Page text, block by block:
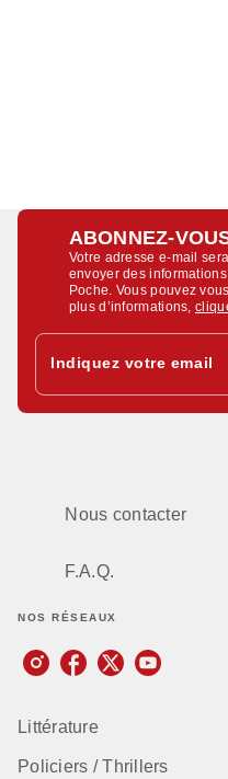
ABONNEZ-
Votre adresse e-mail
envoyer des
Poche. Vous pouvez
plus d’informations,
Indiquez votre email
Nous contacter
F.A.Q.
NOS RÉSEAUX
Littérature
Policiers / Thrillers